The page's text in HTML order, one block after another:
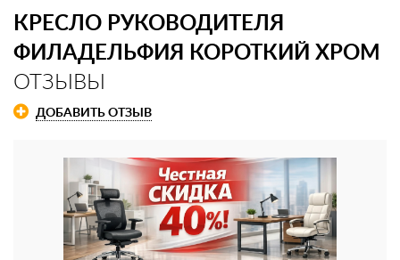
КРЕСЛО РУКОВОДИТЕЛЯ
ФИЛАДЕЛЬФИЯ КОРОТКИЙ ХРОМ
ОТЗЫВЫ
ДОБАВИТЬ ОТЗЫВ